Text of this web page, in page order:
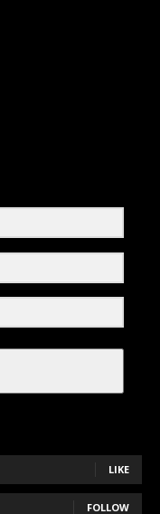
LIKE
FOLLOW